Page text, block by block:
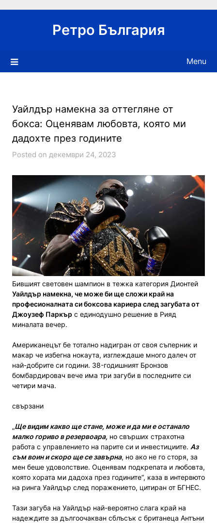
Ретро България
Menu
Уайлдър намекна за оттегляне от
бокса: Оценявам любовта, която ми
дадохте през годините
Posted on декември 24, 2023
Бившият световен шампион в тежка категория Дионтей
Уайлдър намекна, че може би ще сложи край на
професионалната си боксова кариера след загубата от
Джоузеф Паркър с единодушно решение в Рияд
миналата вечер.
Американецът бе тотално надигран от своя съперник и
макар че избегна нокаута, изглеждаше много далеч от
най-добрите си години. 38-годишният Бронзов
бомбардировач вече има три загуби в последните си
четири мача.
свързани
„Ще видим какво ще стане, може и да ми е останало
малко гориво в резервоара, но свърших страхотна
работа с управлението на парите си и инвестициите. Аз
съм воин и скоро ще се завърна, но ако не го сторя, за
мен беше удоволствие. Оценявам подкрепата и любовта,
която хората ми дадоха през годините“, каза в интервюто
на ринга Уайлдър след поражението, цитиран от БГНЕС.
Тази загуба на Уайлдър най-вероятно слага край на
надеждите за дългоочакван сблъсък с британеца Антъни